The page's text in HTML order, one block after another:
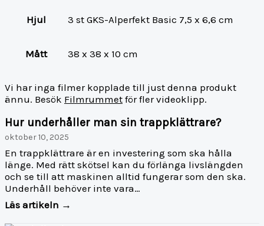
Hjul 3 st GKS-Alperfekt Basic 7,5 x 6,6 cm
Mått 38 x 38 x 10 cm
Vi har inga filmer kopplade till just denna produkt
ännu. Besök Filmrummet för fler videoklipp.
Hur underhåller man sin trappklättrare?
oktober 10, 2025
En trappklättrare är en investering som ska hålla
länge. Med rätt skötsel kan du förlänga livslängden
och se till att maskinen alltid fungerar som den ska.
Underhåll behöver inte vara…
Läs artikeln →